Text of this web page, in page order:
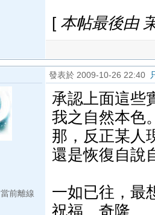
[本帖最後由
當前離線
發表於 2009-10-26 22:40
承認上面這些
我之自然本色
那，反正某人
還是恢復自說
一如已往，最
祝福 奇隆